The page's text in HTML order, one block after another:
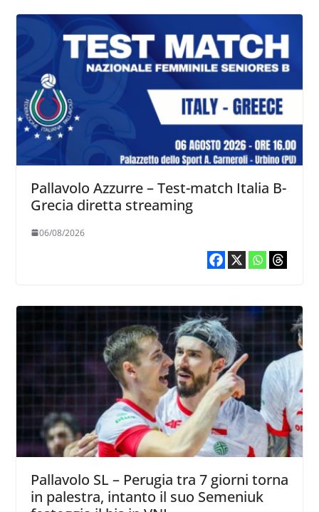
Pallavolo Azzurre – Test-match Italia B-
Grecia diretta streaming
06/08/2026
Pallavolo SL – Perugia tra 7 giorni torna
in palestra, intanto il suo Semeniuk